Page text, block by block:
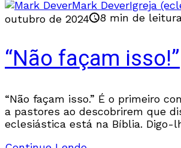
Mark DeverIgreja
outubro de 2024
8 min de
“Não façam isso!”
“Não façam isso.” É o primeiro
a pastores ao descobrirem que
eclesiástica está na Bíblia. Digo-